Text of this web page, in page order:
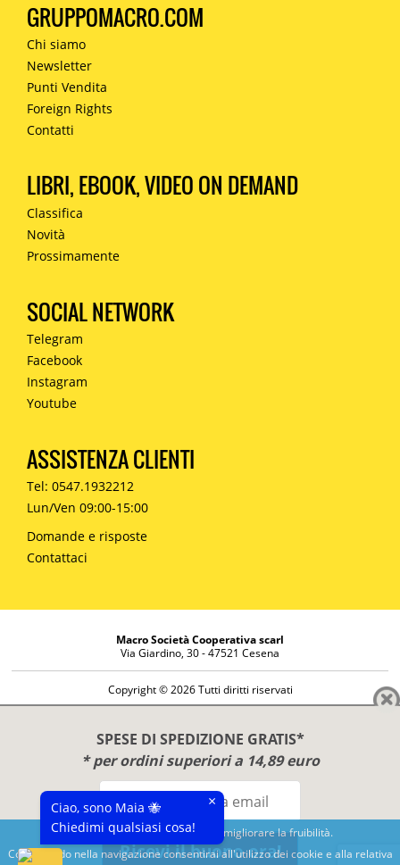
Questo sito utilizza cookies per migliorare la fruibilità.
Continuando nella navigazione consentirai all'utilizzo dei cookie e alla relativa
SPESE DI SPEDIZIONE GRATIS*
* per ordini superiori a 14,89 euro
Ricevi il buono ora!
GRUPPOMACRO.COM
Chi siamo
Newsletter
Punti Vendita
Foreign Rights
Contatti
LIBRI, EBOOK, VIDEO ON DEMAND
Classifica
Novità
Prossimamente
SOCIAL NETWORK
Telegram
Facebook
Instagram
Youtube
ASSISTENZA CLIENTI
Tel: 0547.1932212
Lun/Ven 09:00-15:00
Domande e risposte
Contattaci
Macro Società Cooperativa scarl
Via Giardino, 30 - 47521 Cesena
Copyright © 2026 Tutti diritti riservati
Diritto di reso
Disclaimer
Privacy Policy
Benessere e conoscenza dal 1987
Ciao, sono Maia 🐝
Chiedimi qualsiasi cosa!
×